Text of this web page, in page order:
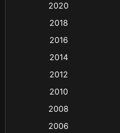
Classic หนังคล
Coming-of-age ชี
Crime อาชญาก
2020
2018
2016
2014
2012
2010
2008
2006